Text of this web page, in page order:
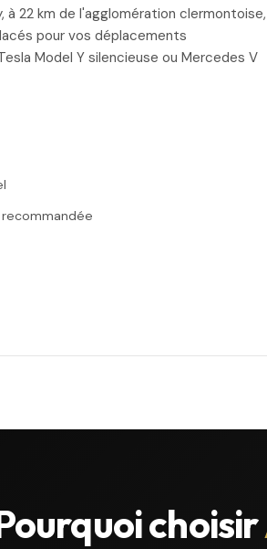
à 22 km de l'agglomération clermontoise,
pour vos déplacements
Model Y silencieuse ou Mercedes V
choisir